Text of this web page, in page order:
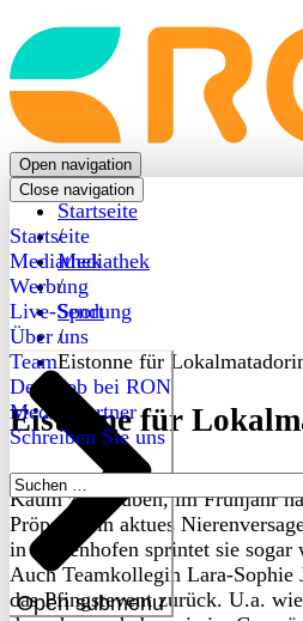
Back
to
frontpage
Open navigation
Close navigation
Startseite
Mediathek
Werbung
Live-Sendung
Über uns
Open submenu
Team
Dein Job bei RON
Medienpartner
Schreiben Sie uns
Suchen
nach:
Startseite
/
Mediathek
/
Sport
/
Eistonne für
Eistonne für
Kaum zu glauben, im Frühjahr
Pröpster ein aktues
in Dudenhofen sprintet sie sogar
Auch Teamkollegin Lara-
das Pfingstevent zurück. U.a.